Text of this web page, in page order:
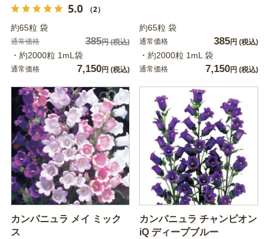
5.0 （2）
約65粒 袋
通常価格 385円(税込)
・約2000粒 1mL袋
通常価格 7,150円 (税込)
約65粒 袋
通常価格 385円 (税込)
・約2000粒 1mL 袋
通常価格 7,150円 (税込)
カンパニュラ メイ ミック
ス
カンパニュラ チャンピオン
iQ ディープブルー